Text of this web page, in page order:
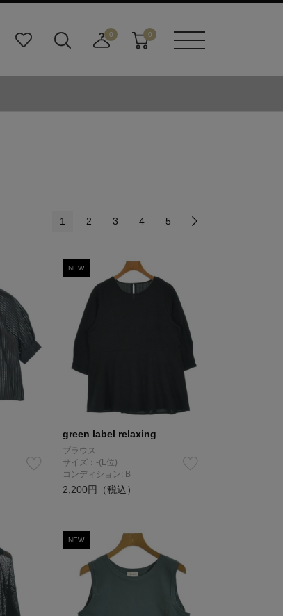
り
ダ
0
寄
0
1 2 3 4 5
NEW
green label relaxing
ブラウス
サイズ：-(L位)
コンディション: B
2,200円（税込）
NEW